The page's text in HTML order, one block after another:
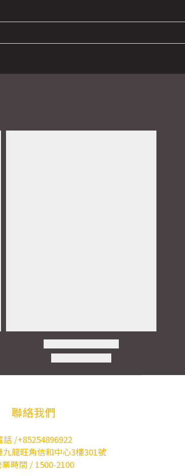
聯絡我們
話 /+85254896922
龍旺角信和中心3樓301號
時間 / 1500-2100